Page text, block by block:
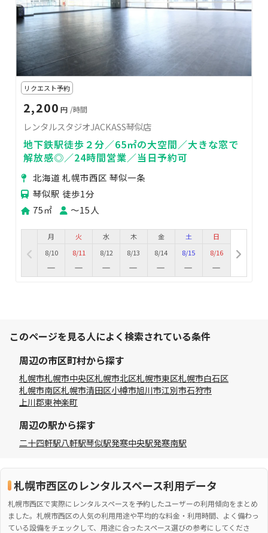
リクエスト予約
2,200 円 /時間
レンタルスタジオJACKASS琴似店
地下鉄駅徒歩２分／65㎡の大空間／大きな窓で
解放感◎／24時間営業／当日予約可
北海道 札幌市西区 琴似一条
琴似駅 徒歩1分
75㎡
〜15人
月
8/10
火
8/11
水
8/12
木
8/13
金
8/14
土
8/15
日
8/16
このページを見る人によく検索されている条件
周辺の市区町村から探す
札幌市札幌市中央区札幌市北区札幌市東区札幌市白石区
札幌市南区札幌市清田区小樽市旭川市江別市石狩市
上川郡東神楽町
周辺の駅から探す
二十四軒駅八軒駅琴似駅発寒中央駅発寒南駅
札幌市西区のレンタルスペース利用データ
札幌市西区で実際にレンタルスペースを予約したユーザーの利用傾向をまとめ
ました。札幌市西区の人気の利用用途や平均的な料金・利用時間、よく備わっ
ている設備をチェックして、用途に合ったスペース選びの参考にしてくださ